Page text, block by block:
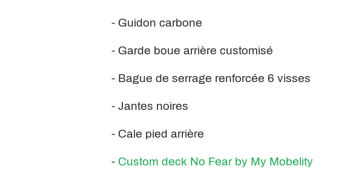
- Guidon carbone
- Garde boue arrière customisé
- Bague de serrage renforcée 6 visses
- Jantes noires
- Cale pied arrière
- Custom deck No Fear by My Mobelity